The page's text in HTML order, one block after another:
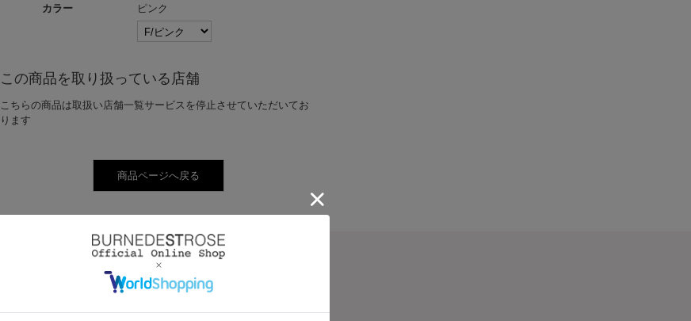
カラー
ピンク
この商品を取り扱っている店舗
こちらの商品は取扱い店舗一覧サービスを停止させていただいてお
ります
CATEGORY